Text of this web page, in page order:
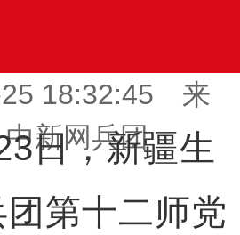
25 18:32:45 来
新网兵团
，新疆生
第十二师党